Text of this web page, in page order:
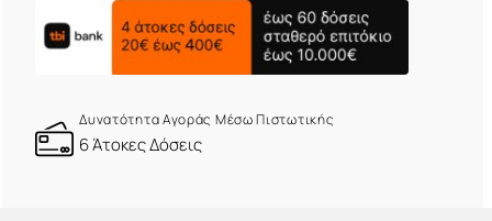
Δυνατότητα Αγοράς Μέσω Πιστωτικής
6 Άτοκες Δόσεις